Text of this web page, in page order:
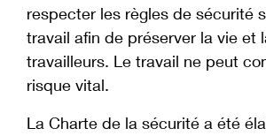
respecter les règles de sécurité
travail afin de préserver la vie et
travailleurs. Le travail ne peut
risque vital.
La Charte de la sécurité a été